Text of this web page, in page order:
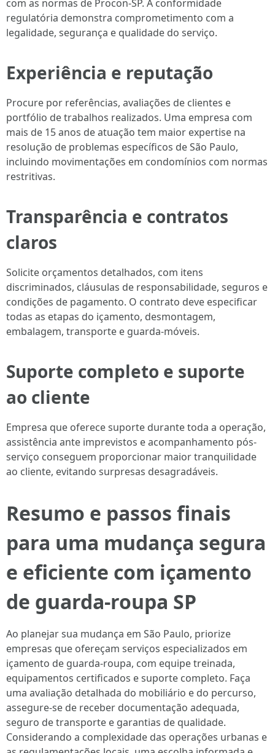
com as normas de Procon-SP. A conformidade
regulatória demonstra comprometimento com a
legalidade, segurança e qualidade do serviço.
Experiência e reputação
Procure por referências, avaliações de clientes e
portfólio de trabalhos realizados. Uma empresa com
mais de 15 anos de atuação tem maior expertise na
resolução de problemas específicos de São Paulo,
incluindo movimentações em condomínios com normas
restritivas.
Transparência e contratos
claros
Solicite orçamentos detalhados, com itens
discriminados, cláusulas de responsabilidade, seguros e
condições de pagamento. O contrato deve especificar
todas as etapas do içamento, desmontagem,
embalagem, transporte e guarda-móveis.
Suporte completo e suporte
ao cliente
Empresa que oferece suporte durante toda a operação,
assistência ante imprevistos e acompanhamento pós-
serviço conseguem proporcionar maior tranquilidade
ao cliente, evitando surpresas desagradáveis.
Resumo e passos finais
para uma mudança segura
e eficiente com içamento
de guarda-roupa SP
Ao planejar sua mudança em São Paulo, priorize
empresas que ofereçam serviços especializados em
içamento de guarda-roupa, com equipe treinada,
equipamentos certificados e suporte completo. Faça
uma avaliação detalhada do mobiliário e do percurso,
assegure-se de receber documentação adequada,
seguro de transporte e garantias de qualidade.
Considerando a complexidade das operações urbanas e